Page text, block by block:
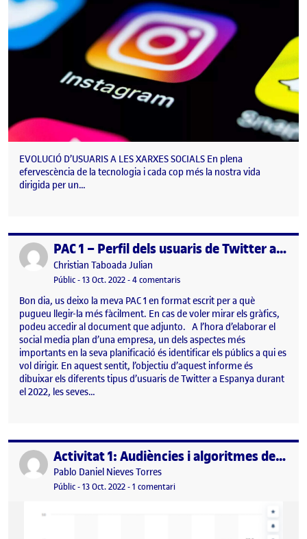
EVOLUCIÓ D’USUARIS A LES XARXES SOCIALS En plena
efervescència de la tecnologia i cada cop més la nostra vida
dirigida per un…
Publicat per PAC 1 – Perfil dels usuaris de Twitter a Espanya
Publicat per
Christian Taboada Julian
Visibilitat:
Públic-Data de publicació
13 Oct. 202218 octubre, 2022 10:09 pm
-4 comentarisa PAC 1 – Perfil dels usuaris de
Bon dia, us deixo la meva PAC 1 en format escrit per a què
pugueu llegir-la més fàcilment. En cas de voler mirar els gràfics,
podeu accedir al document que adjunto. A l’hora d’elaborar el
social media plan d’una empresa, un dels aspectes més
importants en la seva planificació és identificar els públics a qui es
vol dirigir. En aquest sentit, l’objectiu d’aquest informe és
dibuixar els diferents tipus d’usuaris de Twitter a Espanya durant
el 2022, les seves…
Publicat per Activitat 1: Audiències i algoritmes dels social media
Publicat per
Pablo Daniel Nieves Torres
Visibilitat:
Públic-Data de publicació
13 Oct. 202213 octubre, 2022 12:33 pm
-1 comentaria Activitat 1: Audiències i